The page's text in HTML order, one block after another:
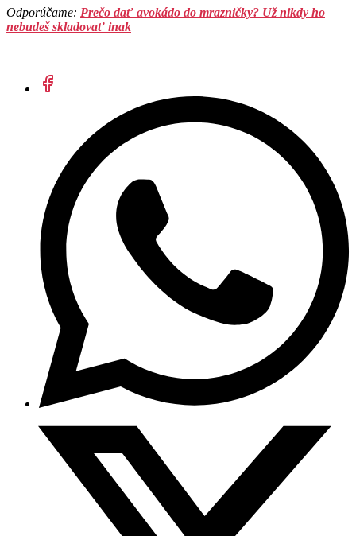
Odporúčame: Prečo dať avokádo do mrazničky? Už nikdy ho
nebudeš skladovať inak